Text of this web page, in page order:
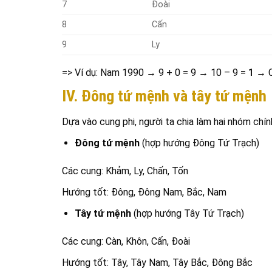
7
Đoài
8
Cấn
9
Ly
=> Ví dụ: Nam 1990 → 9 + 0 = 9 → 10 – 9 = 1 →
IV. Đông tứ mệnh và tây tứ mệnh
Dựa vào cung phi, người ta chia làm hai nhóm
Đông tứ mệnh(hợp hướng Đông Tứ Trạch)
Các cung: Khảm, Ly, Chấn, Tốn
Hướng tốt: Đông, Đông Nam, Bắc, Nam
Tây tứ mệnh(hợp hướng Tây Tứ Trạch)
Các cung: Càn, Khôn, Cấn, Đoài
Hướng tốt: Tây, Tây Nam, Tây Bắc, Đông Bắc